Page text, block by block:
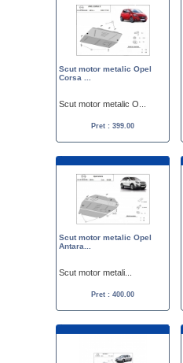
Scut motor metalic Opel
Corsa ...
Scut motor metalic O...
Pret : 399.00
Scut motor metalic Opel
Antara...
Scut motor metali...
Pret : 400.00